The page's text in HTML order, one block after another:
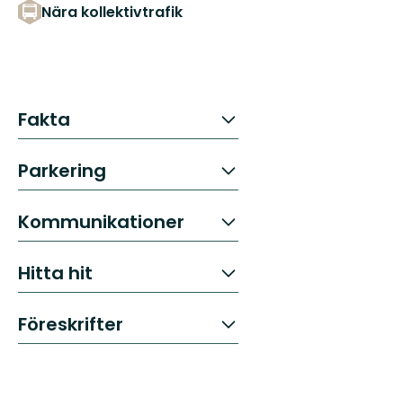
Nära kollektivtrafik
Fakta
Parkering
Kommunikationer
Hitta hit
Föreskrifter